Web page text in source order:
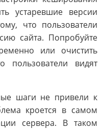
устаревшие версии
что пользователи
сайта. Попробуйте
или очистить
пользователи видят
шаги не привели к
кроется в самом
сервера. В таком